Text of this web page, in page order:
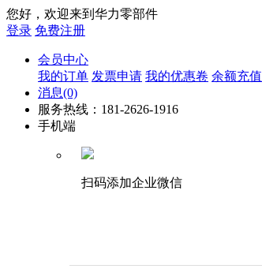
您好，欢迎来到华力零部件
登录 免费注册
会员中心
我的订单 发票申请 我的优惠卷 余额充值
消息(0)
服务热线：181-2626-1916
手机端
扫码添加企业微信